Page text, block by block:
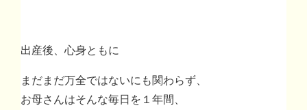
出産後、心身ともに
まだまだ万全ではないにも関わらず、
お母さんはそんな毎日を１年間、